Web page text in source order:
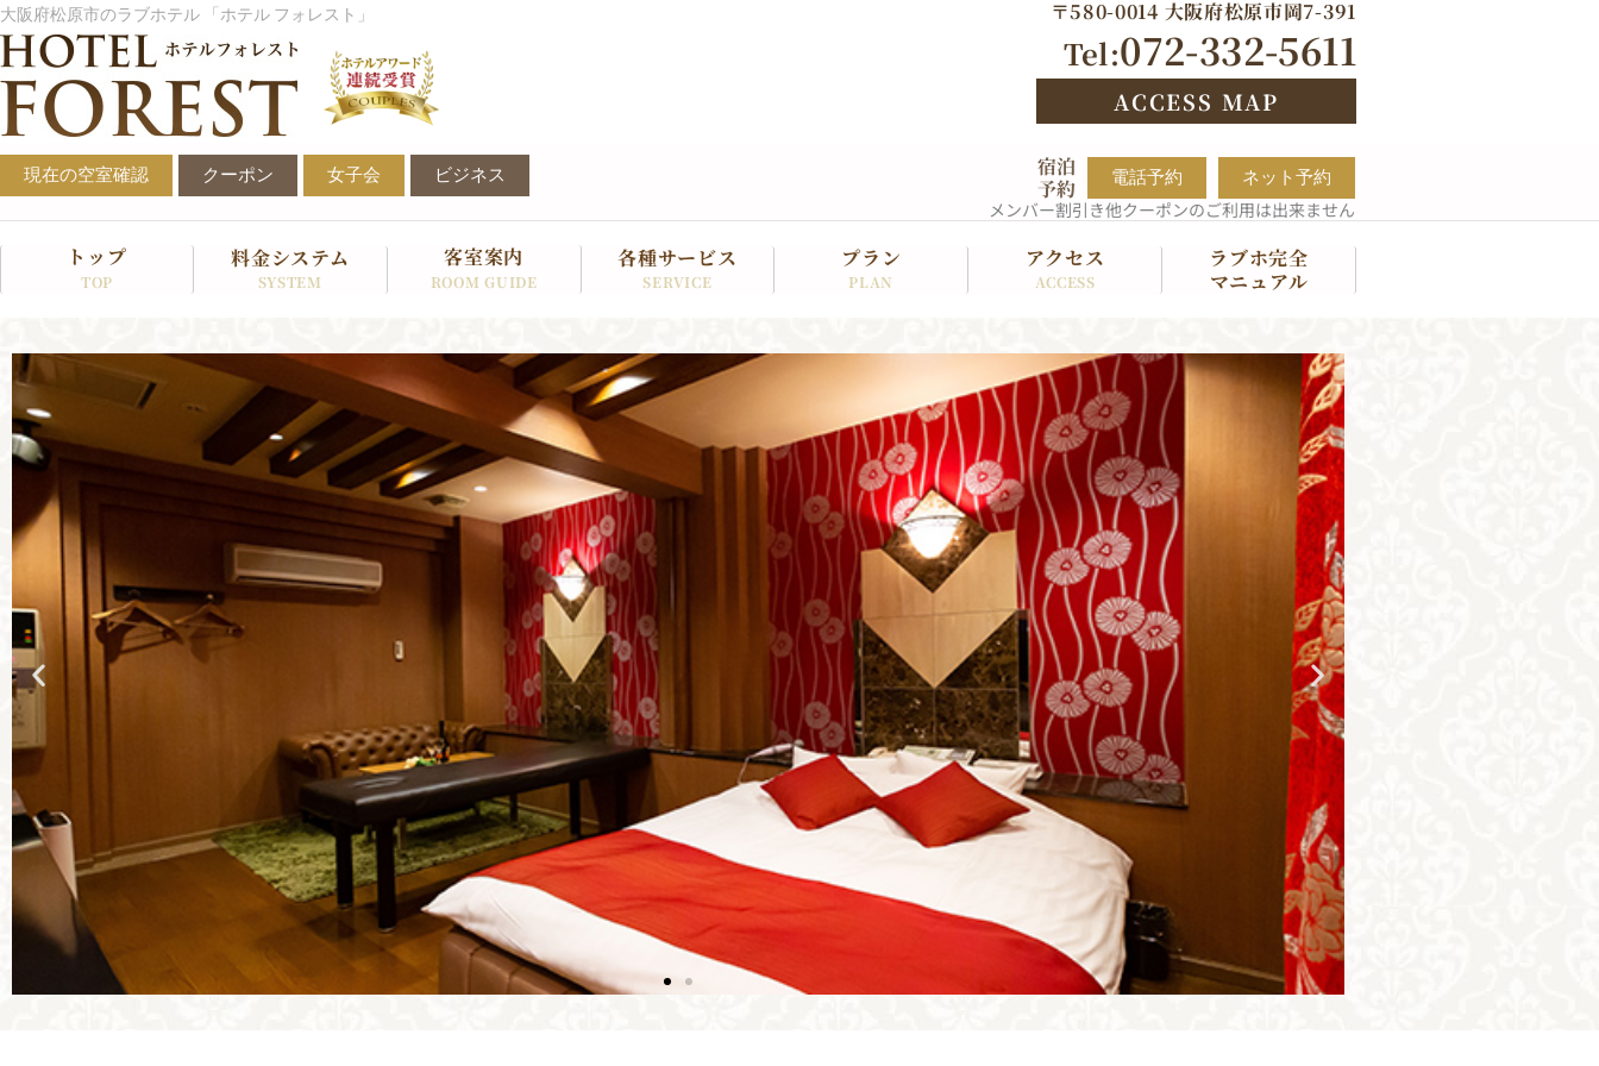
内
容
を
ス
キ
プ
大阪府松原市のラブホテル 「ホテル フォレスト」 〒580-0014 大阪府松原市岡7-391
Tel:072-332-5611
ACCESS MAP
現在の空室確認 クーポン 女子会 ビジネス
宿泊
予約
電話予約 ネット予約
メンバー割引き他クーポンのご利用は出来ません
トップ
TOP
料金システム
SYSTEM
客室案内
ROOM GUIDE
各種サービス
SERVICE
プラン
PLAN
アクセス
ACCESS
ラブホ完全
マニュアル